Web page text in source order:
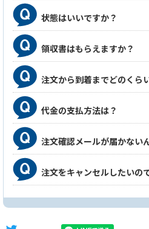
状態はいいですか？
領収書はもらえますか？
注文から到着までどのくら
代金の支払方法は？
注文確認メールが届かない
注文をキャンセルしたいの